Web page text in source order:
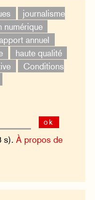
journalisme
numérique
annuel
haute qualité
Conditions
ok
s).À propos de